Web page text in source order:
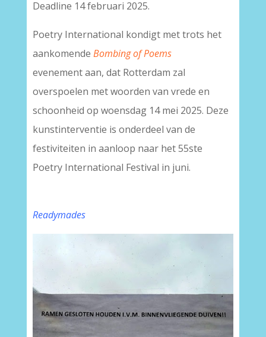
Deadline 14 februari 2025.
Poetry International kondigt met trots het
aankomende Bombing of Poems
evenement aan, dat Rotterdam zal
overspoelen met woorden van vrede en
schoonheid op woensdag 14 mei 2025. Deze
kunstinterventie is onderdeel van de
festiviteiten in aanloop naar het 55ste
Poetry International Festival in juni.
Readymades